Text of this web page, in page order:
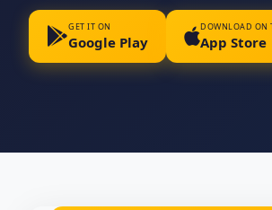
GET IT ON
Google Play
DOWNLOAD ON
App Store